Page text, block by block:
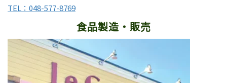
TEL：048-577-8769
食品製造・販売